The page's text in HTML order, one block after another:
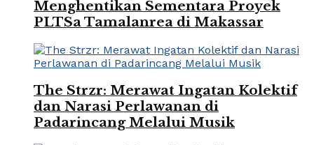
Menghentikan Sementara Proyek
PLTSa Tamalanrea di Makassar
The Strzr: Merawat Ingatan Kolektif
dan Narasi Perlawanan di
Padarincang Melalui Musik